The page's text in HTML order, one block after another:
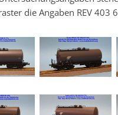
die Angaben REV 403